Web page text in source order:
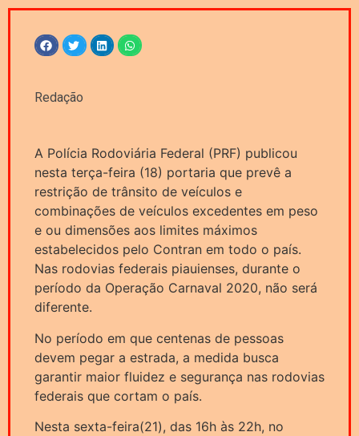
Redação
A Polícia Rodoviária Federal (PRF) publicou
nesta terça-feira (18) portaria que prevê a
restrição de trânsito de veículos e
combinações de veículos excedentes em peso
e ou dimensões aos limites máximos
estabelecidos pelo Contran em todo o país.
Nas rodovias federais piauienses, durante o
período da Operação Carnaval 2020, não será
diferente.
No período em que centenas de pessoas
devem pegar a estrada, a medida busca
garantir maior fluidez e segurança nas rodovias
federais que cortam o país.
Nesta sexta-feira(21), das 16h às 22h, no